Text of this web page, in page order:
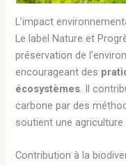
L’impact
Le label Nature et
préservation de
encourageant des
écosystèmes. Il
carbone par des
soutient une
Contribution à la